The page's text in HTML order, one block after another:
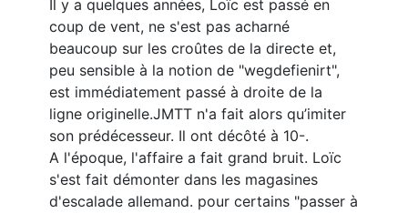
Il y a quelques années, Loïc est passé en
coup de vent, ne s'est pas acharné
beaucoup sur les croûtes de la directe et,
peu sensible à la notion de "wegdefienirt",
est immédiatement passé à droite de la
ligne originelle.JMTT n'a fait alors qu’imiter
son prédécesseur. Il ont décôté à 10-.
A l'époque, l'affaire a fait grand bruit. Loïc
s'est fait démonter dans les magasines
d'escalade allemand. pour certains "passer à